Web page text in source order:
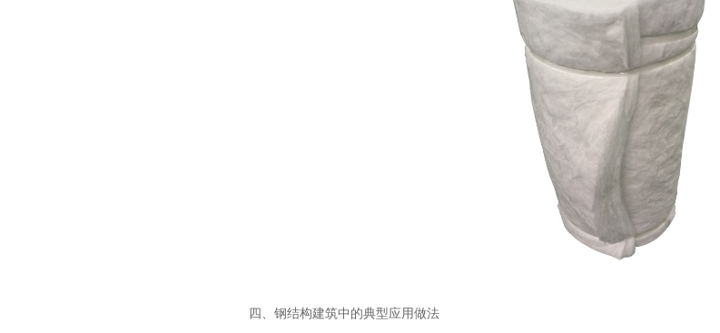
四、钢结构建筑中的典型应用做法